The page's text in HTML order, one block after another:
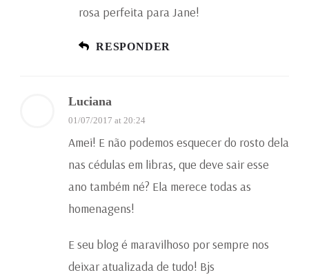
rosa perfeita para Jane!
RESPONDER
Luciana
01/07/2017 at 20:24
Amei! E não podemos esquecer do rosto dela
nas cédulas em libras, que deve sair esse
ano também né? Ela merece todas as
homenagens!
E seu blog é maravilhoso por sempre nos
deixar atualizada de tudo! Bjs